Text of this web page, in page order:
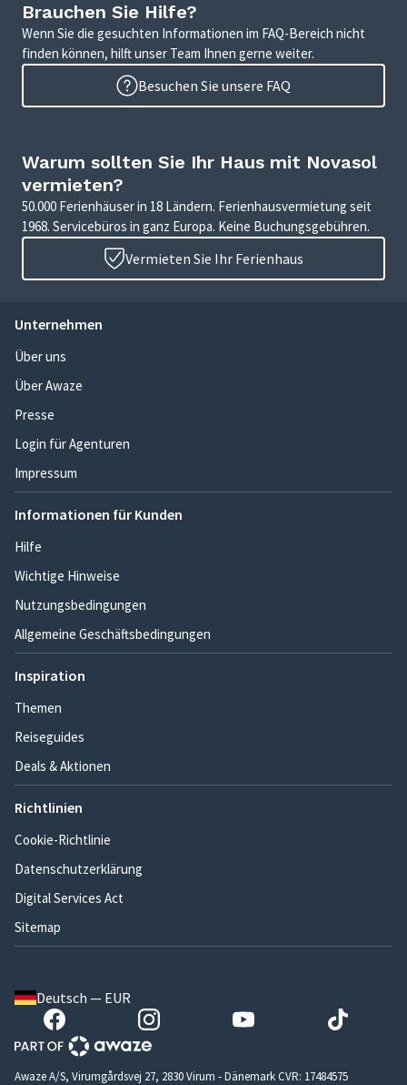
Brauchen Sie Hilfe?
Wenn Sie die gesuchten Informationen im FAQ-Bereich nicht
finden können, hilft unser Team Ihnen gerne weiter.
Besuchen Sie unsere FAQ
Warum sollten Sie Ihr Haus mit Novasol
vermieten?
50.000 Ferienhäuser in 18 Ländern. Ferienhausvermietung seit
1968. Servicebüros in ganz Europa. Keine Buchungsgebühren.
Vermieten Sie Ihr Ferienhaus
Unternehmen
Über uns
Über Awaze
Presse
Login für Agenturen
Impressum
Informationen für Kunden
Hilfe
Wichtige Hinweise
Nutzungsbedingungen
Allgemeine Geschäftsbedingungen
Inspiration
Themen
Reiseguides
Deals & Aktionen
Richtlinien
Cookie-Richtlinie
Datenschutzerklärung
Digital Services Act
Sitemap
Deutsch — EUR
Awaze A/S, Virumgårdsvej 27, 2830 Virum - Dänemark CVR: 17484575